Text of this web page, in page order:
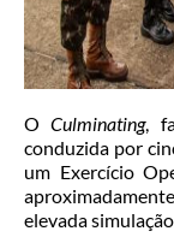
OCulminating,
conduzida por
um Exercício
elevada